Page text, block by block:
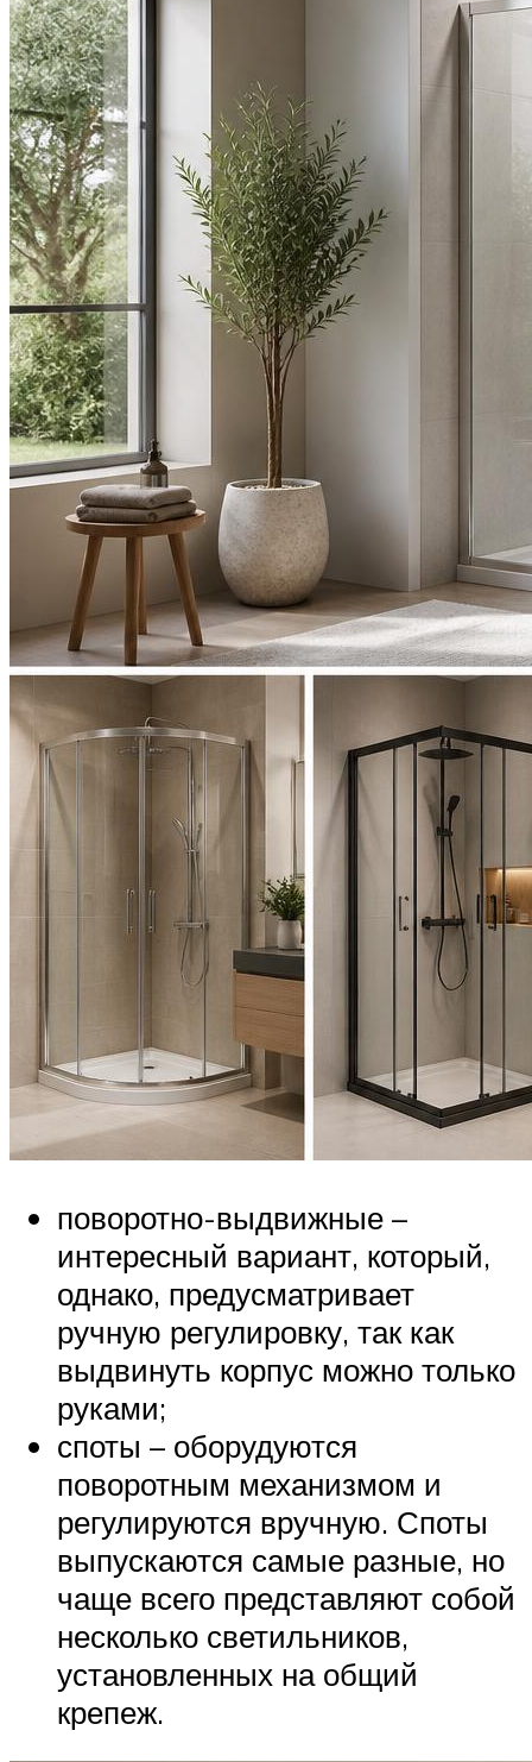
поворотно-выдвижные –
интересный вариант, который,
однако, предусматривает
ручную регулировку, так как
выдвинуть корпус можно только
руками;
споты – оборудуются
поворотным механизмом и
регулируются вручную. Споты
выпускаются самые разные, но
чаще всего представляют собой
несколько светильников,
установленных на общий
крепеж.